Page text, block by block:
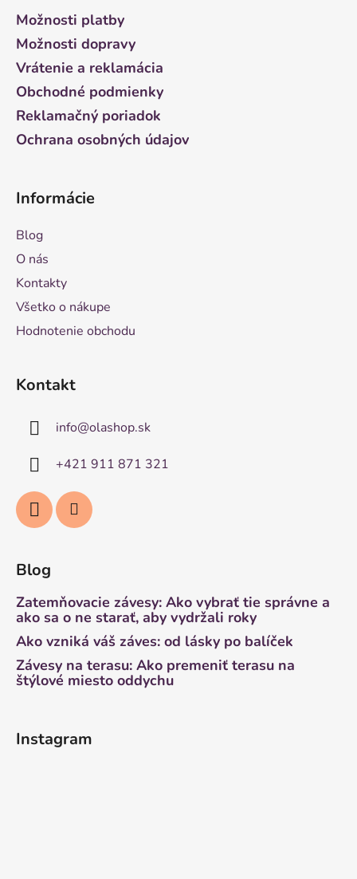
Možnosti platby
Možnosti dopravy
Vrátenie a reklamácia
Obchodné podmienky
Reklamačný poriadok
Ochrana osobných údajov
Informácie
Blog
O nás
Kontakty
Všetko o nákupe
Hodnotenie obchodu
Kontakt
info@olashop.sk
+421 911 871 321
Blog
Zatemňovacie závesy: Ako vybrať tie správne a
ako sa o ne starať, aby vydržali roky
Ako vzniká váš záves: od lásky po balíček
Závesy na terasu: Ako premeniť terasu na
štýlové miesto oddychu
Instagram